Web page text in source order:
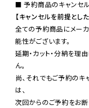
【キャンセルを前提とし
全ての予約商品にメーカ
能性がございます。
延期・カット・分納を理
ん。
尚、それでもご予約の
は、
次回からのご予約をお断